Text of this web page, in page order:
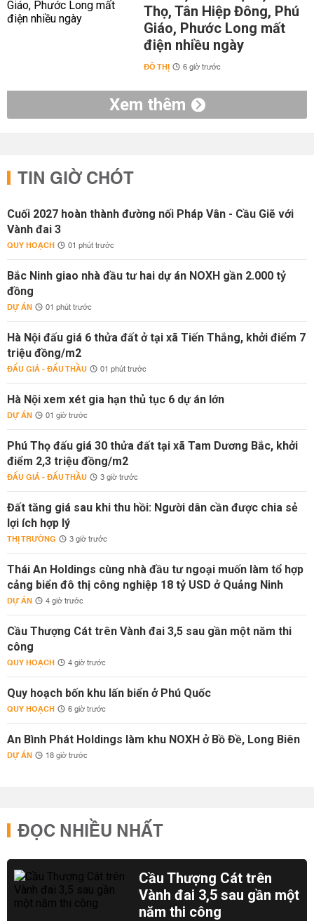
Thọ, Tân Hiệp Đông, Phú
Giáo, Phước Long mất
điện nhiều ngày
ĐÔ THỊ 6 giờ trước
Xem thêm
TIN GIỜ CHÓT
Cuối 2027 hoàn thành đường nối Pháp Vân - Cầu Giẽ với
Vành đai 3
QUY HOẠCH 01 phút trước
Bắc Ninh giao nhà đầu tư hai dự án NOXH gần 2.000 tỷ
đồng
DỰ ÁN 01 phút trước
Hà Nội đấu giá 6 thửa đất ở tại xã Tiến Thắng, khởi điểm 7
triệu đồng/m2
ĐẤU GIÁ - ĐẤU THẦU 01 phút trước
Hà Nội xem xét gia hạn thủ tục 6 dự án lớn
DỰ ÁN 01 giờ trước
Phú Thọ đấu giá 30 thửa đất tại xã Tam Dương Bắc, khởi
điểm 2,3 triệu đồng/m2
ĐẤU GIÁ - ĐẤU THẦU 3 giờ trước
Đất tăng giá sau khi thu hồi: Người dân cần được chia sẻ
lợi ích hợp lý
THỊ TRƯỜNG 3 giờ trước
Thái An Holdings cùng nhà đầu tư ngoại muốn làm tổ hợp
cảng biển đô thị công nghiệp 18 tỷ USD ở Quảng Ninh
DỰ ÁN 4 giờ trước
Cầu Thượng Cát trên Vành đai 3,5 sau gần một năm thi
công
QUY HOẠCH 4 giờ trước
Quy hoạch bốn khu lấn biển ở Phú Quốc
QUY HOẠCH 6 giờ trước
An Bình Phát Holdings làm khu NOXH ở Bồ Đề, Long Biên
DỰ ÁN 18 giờ trước
ĐỌC NHIỀU NHẤT
Cầu Thượng Cát trên
Vành đai 3,5 sau gần một
năm thi công